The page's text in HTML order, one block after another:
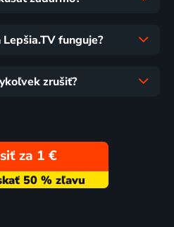
funguje?
zrušiť?
za 1 €